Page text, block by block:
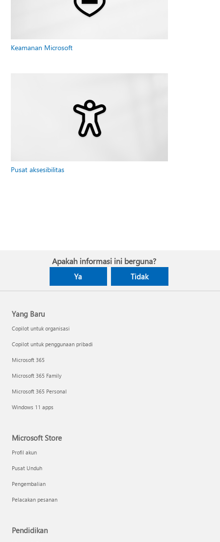
Keamanan Microsoft
Pusat aksesibilitas
Apakah informasi ini berguna?
Ya Tidak
Yang Baru
Copilot untuk organisasi
Copilot untuk penggunaan pribadi
Microsoft 365
Microsoft 365 Family
Microsoft 365 Personal
Windows 11 apps
Microsoft Store
Profil akun
Pusat Unduh
Pengembalian
Pelacakan pesanan
Pendidikan